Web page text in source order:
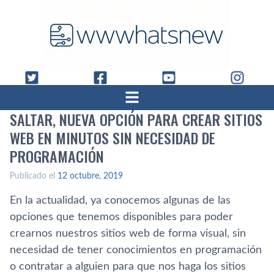
SALTAR, NUEVA OPCIÓN PARA CREAR SITIOS
WEB EN MINUTOS SIN NECESIDAD DE
PROGRAMACIÓN
Publicado el 12 octubre, 2019
En la actualidad, ya conocemos algunas de las
opciones que tenemos disponibles para poder
crearnos nuestros sitios web de forma visual, sin
necesidad de tener conocimientos en programación
o contratar a alguien para que nos haga los sitios